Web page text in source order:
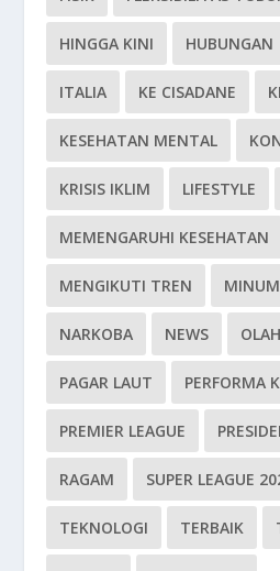
HINGGA KINI HUBUNGAN
ITALIA KE CISADANE
KESEHATAN MENTAL
KRISIS IKLIM LIFESTYLE
MEMENGARUHI KESEHATAN
MENGIKUTI TREN
NARKOBA NEWS
PAGAR LAUT PERFORMA
PREMIER LEAGUE
RAGAM SUPER LEAGUE
TEKNOLOGI TERBAIK